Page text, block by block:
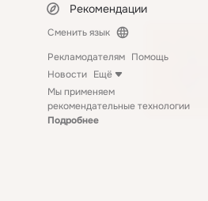
Рекомендации
Сменить язык
Рекламодателям Помощь
Новости Ещё
Мы применяем
рекомендательные технологии
Подробнее